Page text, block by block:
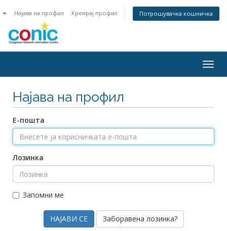
Најава на профил Креирај профил Потрошувачка кошничка
Најава на профил
Е-пошта
Лозинка
Запомни ме
Заборавена лозинка?